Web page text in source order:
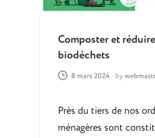
Composter et
biodéchets
8 mars 2024- by
Près du tiers de nos
ménagères sont